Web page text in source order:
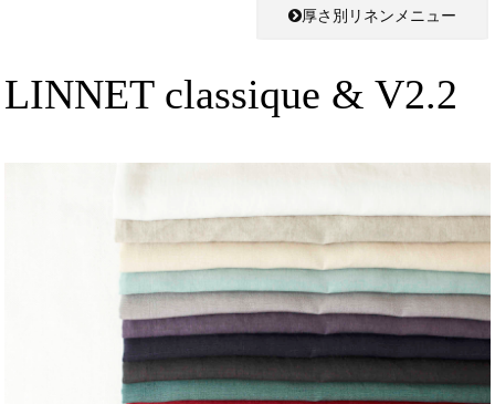
厚さ別リネンメニュー
LINNET classique & V2.2